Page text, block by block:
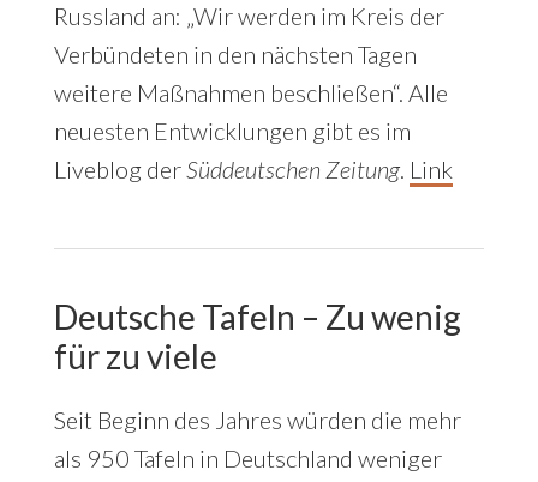
Russland an: „Wir werden im Kreis der
Verbündeten in den nächsten Tagen
weitere Maßnahmen beschließen“. Alle
neuesten Entwicklungen gibt es im
Liveblog derSüddeutschen Zeitung. Link
Deutsche Tafeln – Zu wenig
für zu viele
Seit Beginn des Jahres würden die mehr
als 950 Tafeln in Deutschland weniger